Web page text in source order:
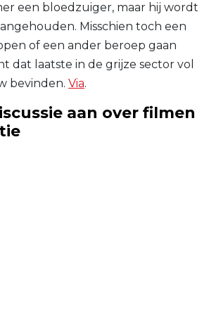
een bloedzuiger, maar hij wordt
Misschien toch een
of een ander beroep gaan
dat laatste in de grijze sector vol
bevinden. Via.
aan over filmen